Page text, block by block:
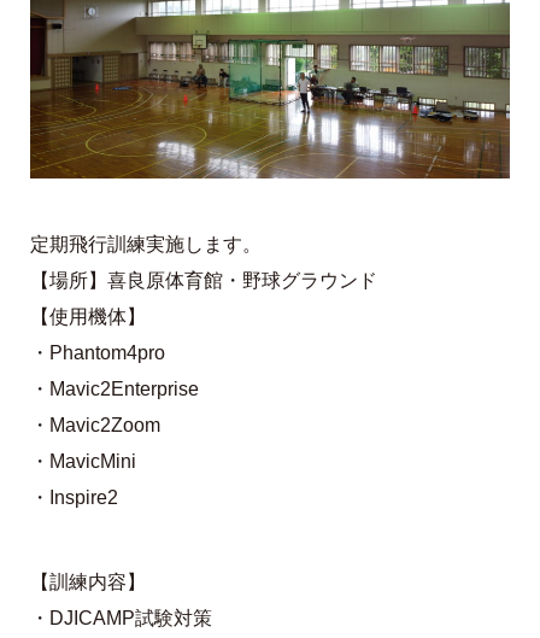
定期飛行訓練実施します。
【場所】喜良原体育館・野球グラウンド
【使用機体】
・Phantom4pro
・Mavic2Enterprise
・Mavic2Zoom
・MavicMini
・Inspire2
【訓練内容】
・DJICAMP試験対策